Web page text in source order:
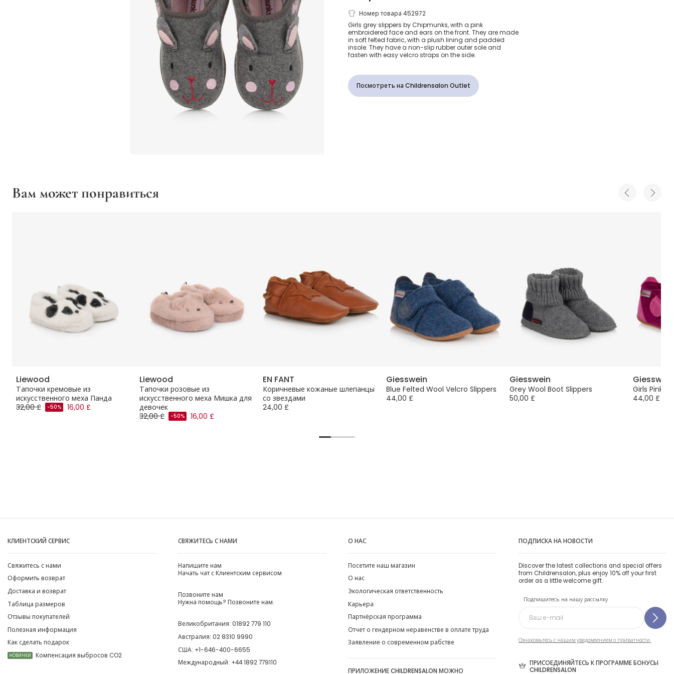
Серые тапочки с
кроликами для
девочек
Номер товара 452972
Girls grey slippers by Chipmunks, with a pink
embroidered face and ears on the front. They are made
in soft felted fabric, with a plush lining and padded
insole. They have a non-slip rubber outer sole and
fasten with easy velcro straps on the side.
Посмотреть на Childrensalon Outlet
Вам может понравиться
Liewood
Тапочки кремовые из
искусственного меха Панда
32,00 £
-50% 16,00 £
Liewood
Тапочки розовые из
искусственного меха Мишка для
девочек
32,00 £
-50% 16,00 £
EN FANT
Коричневые кожаные шлепанцы
со звездами
24,00 £
Giesswein
Blue Felted Wool Velcro Slippers
44,00 £
Giesswein
Grey Wool Boot Slippers
50,00 £
Giesswein
Girls Pink
44,00 £
КЛИЕНТСКИЙ СЕРВИС
Свяжитесь с нами
Оформить возврат
Доставка и возврат
Таблица размеров
Отзывы покупателей
Полезная информация
Как сделать подарок
НОВИНКИ Компенсация выбросов CO2
СВЯЖИТЕСЬ С НАМИ
Напишите нам
Начать чат с Клиентским сервисом
Позвоните нам
Нужна помощь? Позвоните нам.
Великобритания: 01892 779 110
Австралия: 02 8310 9990
США: +1-646-400-6655
Международный: +44 1892 779110
О НАС
Посетите наш магазин
О нас
Экологическая ответственность
Карьера
Партнёрская программа
Отчет о гендерном неравенстве в оплате труда
Заявление о современном рабстве
ПРИЛОЖЕНИЕ CHILDRENSALON МОЖНО
ПОДПИСКА НА НОВОСТИ
Discover the latest collections and special offers
from Childrensalon, plus enjoy 10% off your first
order as a little welcome gift.
Подпишитесь на нашу рассылку
Ознакомьтесь с нашим уведомлением о приватности.
ПРИСОЕДИНЯЙТЕСЬ К ПРОГРАММЕ БОНУСЫ
CHILDRENSALON